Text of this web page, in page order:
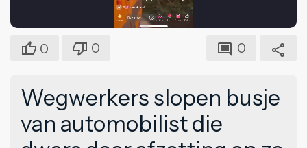
0 0 0
Wegwerkers slopen busje
van automobilist die